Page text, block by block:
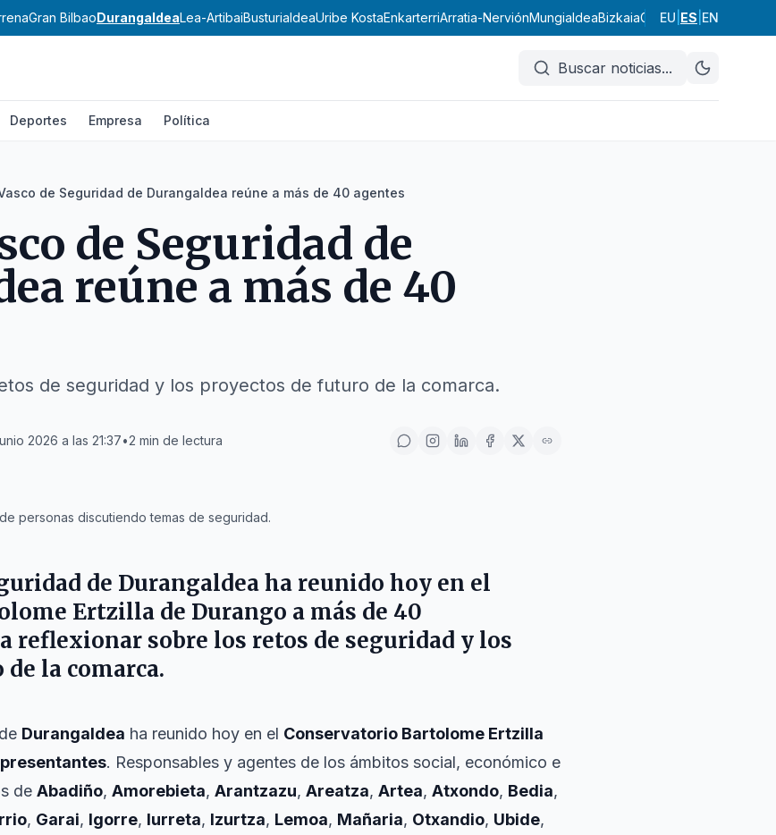
Gran BilbaoDurangaldeaLea-ArtibaiBusturialdeaUribe KostaEnkarterriArratia-NerviónMungialdeaBizkaiaGipuzkoa Araba
EU ES EN
Buscar noticias...
Deportes Empresa Política
de Seguridad de Durangaldea reúne a más de 40 agentes
de Seguridad de
reúne a más de 40
de seguridad y los proyectos de futuro de la comarca.
2026 a las 21:37•2 min de lectura
personas discutiendo temas de seguridad.
de Durangaldea ha reunido hoy en el
Ertzilla de Durango a más de 40
reflexionar sobre los retos de seguridad y los
la comarca.
Durangaldea ha reunido hoy en el Conservatorio Bartolome Ertzilla
. Responsables y agentes de los ámbitos social, económico e
de Abadiño, Amorebieta, Arantzazu, Areatza, Artea, Atxondo, Bedia,
, Garai, Igorre, Iurreta, Izurtza, Lemoa, Mañaria, Otxandio, Ubide,